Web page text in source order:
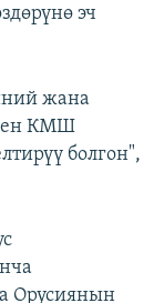
эч
жана
КМШ
болгон",
Орусиянын